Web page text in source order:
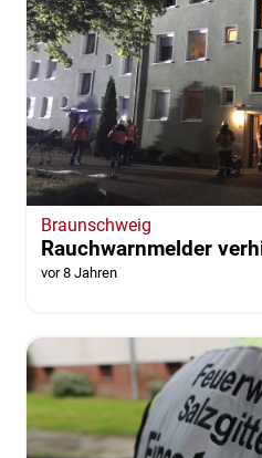
Braunschweig
Rauchwarnmelder
vor 8 Jahren